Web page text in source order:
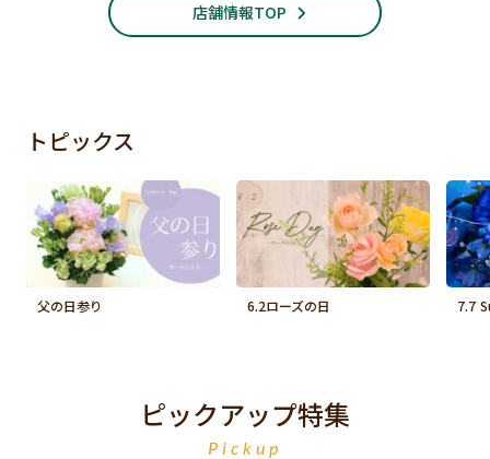
店舗情報TOP
トピックス
父の日参り 6.2ローズの日 7.7
ピックアップ特集
Pickup